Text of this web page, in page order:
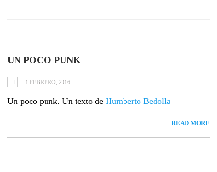
UN POCO PUNK
1 FEBRERO, 2016
Un poco punk. Un texto de Humberto Bedolla
READ MORE